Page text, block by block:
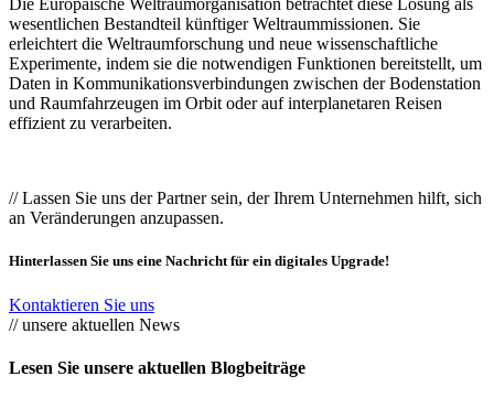
Die Europäische Weltraumorganisation betrachtet diese Lösung als
wesentlichen Bestandteil künftiger Weltraummissionen. Sie
erleichtert die Weltraumforschung und neue wissenschaftliche
Experimente, indem sie die notwendigen Funktionen bereitstellt, um
Daten in Kommunikationsverbindungen zwischen der Bodenstation
und Raumfahrzeugen im Orbit oder auf interplanetaren Reisen
effizient zu verarbeiten.
// Lassen Sie uns der Partner sein, der Ihrem Unternehmen hilft, sich
an Veränderungen anzupassen.
Hinterlassen Sie uns eine Nachricht für ein digitales Upgrade!
Kontaktieren Sie uns
// unsere aktuellen News
Lesen Sie unsere aktuellen Blogbeiträge